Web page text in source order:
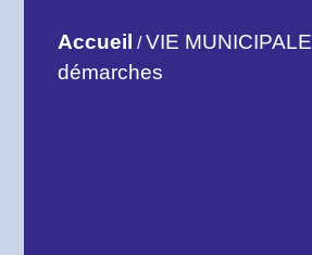
Accueil /VIE MUNICIPALE
démarches